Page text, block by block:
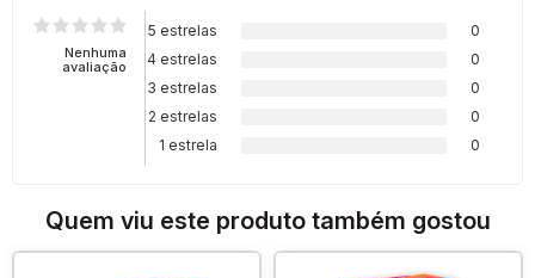
Nenhuma
avaliação
5 estrelas
0
4 estrelas
0
3 estrelas
0
2 estrelas
0
1 estrela
0
Quem viu este produto também gostou